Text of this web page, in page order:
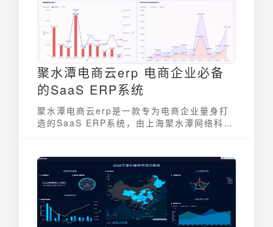
聚水潭电商云erp 电商企业必备
的SaaS ERP系统
聚水潭电商云erp是一款专为电商企业量身打
造的SaaS ERP系统，由上海聚水潭网络科技
过整合订单、仓储、商品、供应链等核心业务
流程，聚水潭电商云erp帮助电商企业降本增
效，提升运营效率，最终在激烈的市场竞争中
脱颖而出。作为中国SaaS ERP行业的领跑
者，聚水潭电商云erp已成功服务数万商家，
成为电商企业信赖的选择。